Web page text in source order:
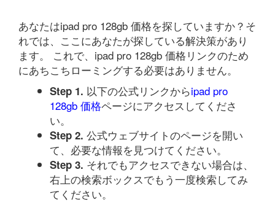
あなたはipad pro 128gb 価格を探していますか？そ
れでは、ここにあなたが探している解決策があり
ます。 これで、ipad pro 128gb 価格リンクのため
にあちこちローミングする必要はありません。
Step 1. 以下の公式リンクからipad pro
128gb 価格ページにアクセスしてくださ
い。
Step 2. 公式ウェブサイトのページを開い
て、必要な情報を見つけてください。
Step 3. それでもアクセスできない場合は、
右上の検索ボックスでもう一度検索してみ
てください。